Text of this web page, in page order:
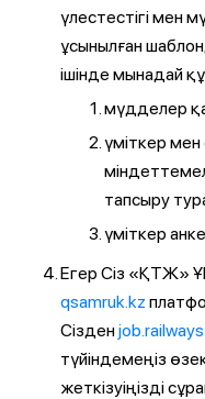
үлестестігі мен
ұсынылған
ішінде мынадай
мүдделер
үміткер
тапсыру
үміткер
Егер Сіз «ҚТЖ»
qsamruk.kz
Сізден
түйіндемеңіз
жеткізуіңізді